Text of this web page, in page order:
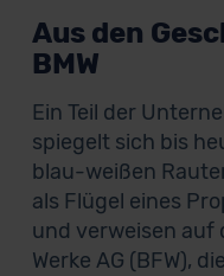
Aus den
BMW
Ein Teil der
spiegelt sich bis
blau-weißen
als Flügel eines
und verweisen auf
Werke AG (BFW),